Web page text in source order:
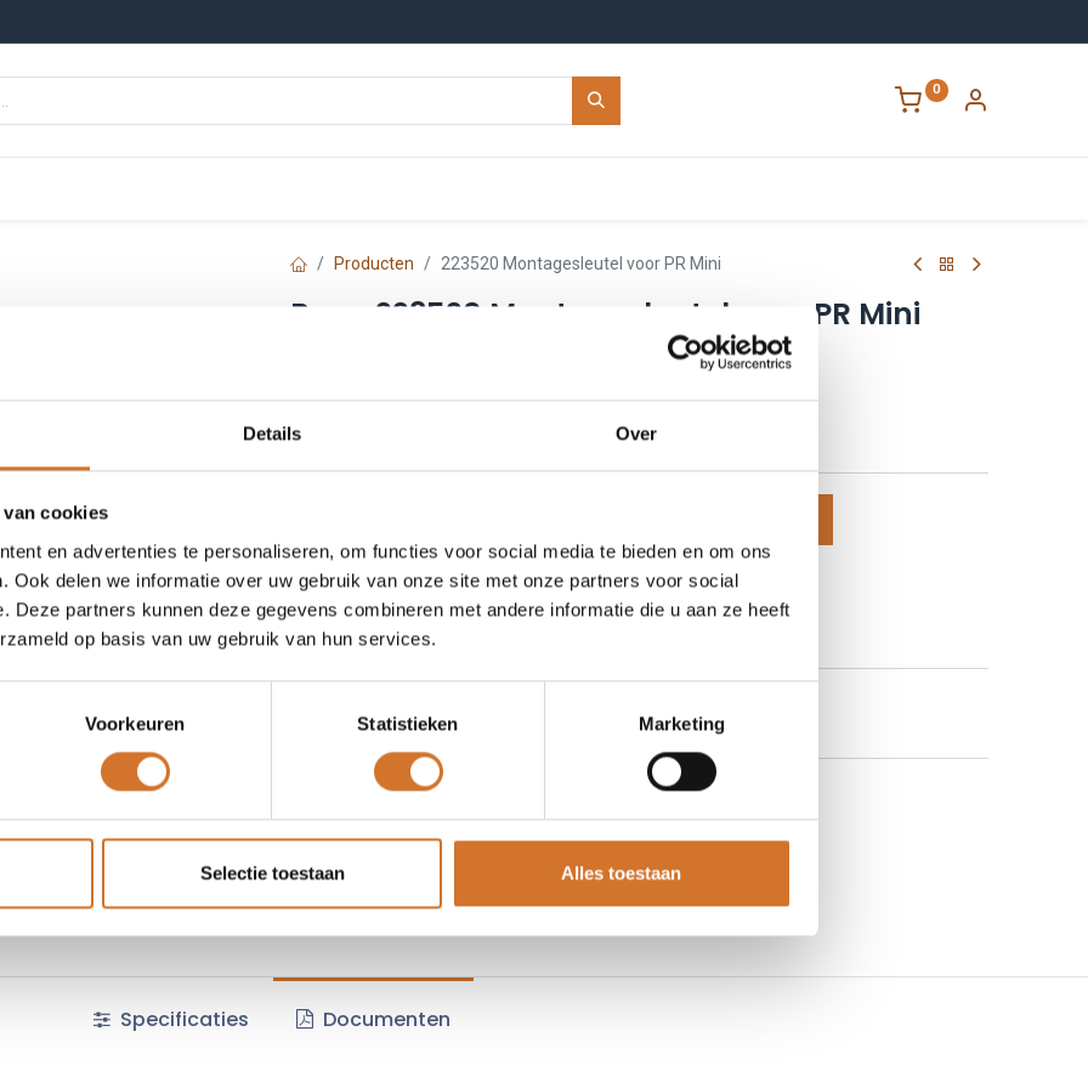
Details Over
cookies
en advertenties te personaliseren, om functies voor social media te bieden en om ons
Ook delen we informatie over uw gebruik van onze site met onze partners voor social
Deze partners kunnen deze gegevens combineren met andere informatie die u aan ze heeft
op basis van uw gebruik van hun services.
Voorkeuren Statistieken Marketing
Selectie toestaan Alles toestaan
0
Producten 223520 Montagesleutel voor PR Mini
Baco 223520 Montagesleutel voor PR Mini
€16,22
Prijs per stuk excl. BTW
Vergelijken Toevoegen aan verlanglijst
Vraag offerte
Fabrikantcode : 223520
Algemene voorwaarden :
Specificaties Documenten